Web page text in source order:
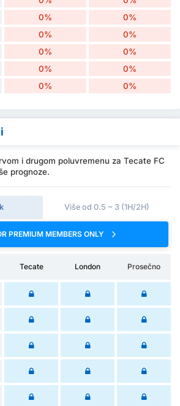
0% 0%
0% 0%
0% 0%
0% 0%
0% 0%
i drugom poluvremenu za Tecate FC
prognoze.
Više od 0.5 ~ 3 (1H/2H)
PREMIUM MEMBERS ONLY
Tecate London Prosečno